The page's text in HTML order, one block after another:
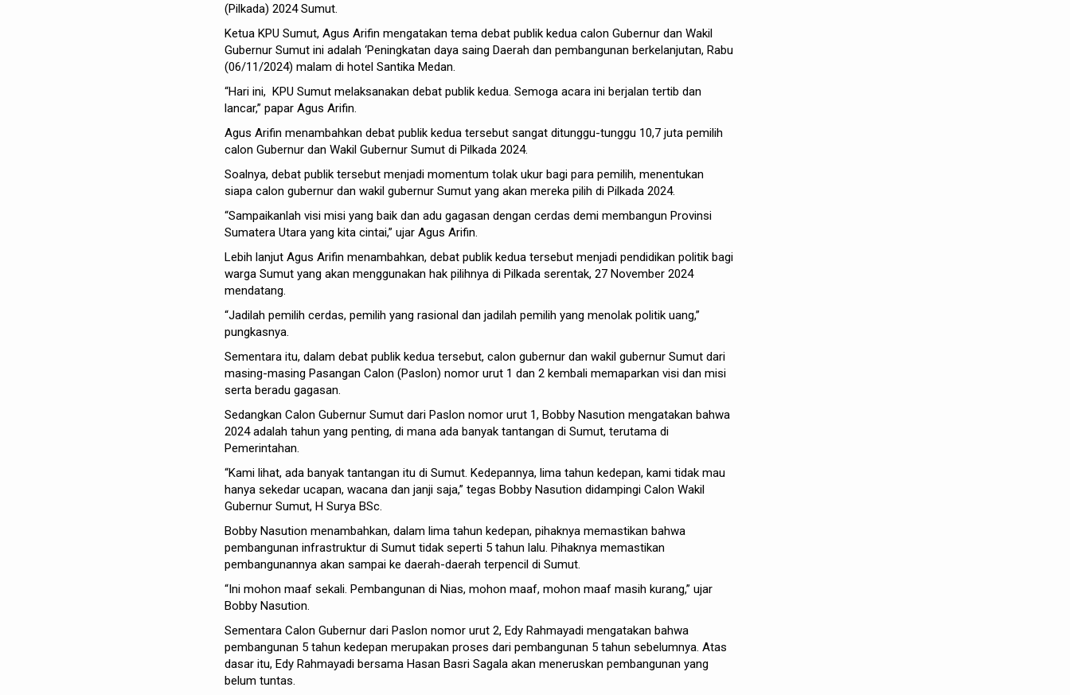
(Pilkada) 2024 Sumut.
Ketua KPU Sumut, Agus Arifin mengatakan tema debat publik kedua calon Gubernur dan Wakil
Gubernur Sumut ini adalah ‘Peningkatan daya saing Daerah dan pembangunan berkelanjutan, Rabu
(06/11/2024) malam di hotel Santika Medan.
“Hari ini, KPU Sumut melaksanakan debat publik kedua. Semoga acara ini berjalan tertib dan
lancar,” papar Agus Arifin.
Agus Arifin menambahkan debat publik kedua tersebut sangat ditunggu-tunggu 10,7 juta pemilih
calon Gubernur dan Wakil Gubernur Sumut di Pilkada 2024.
Soalnya, debat publik tersebut menjadi momentum tolak ukur bagi para pemilih, menentukan
siapa calon gubernur dan wakil gubernur Sumut yang akan mereka pilih di Pilkada 2024.
“Sampaikanlah visi misi yang baik dan adu gagasan dengan cerdas demi membangun Provinsi
Sumatera Utara yang kita cintai,” ujar Agus Arifin.
Lebih lanjut Agus Arifin menambahkan, debat publik kedua tersebut menjadi pendidikan politik bagi
warga Sumut yang akan menggunakan hak pilihnya di Pilkada serentak, 27 November 2024
mendatang.
“Jadilah pemilih cerdas, pemilih yang rasional dan jadilah pemilih yang menolak politik uang,”
pungkasnya.
Sementara itu, dalam debat publik kedua tersebut, calon gubernur dan wakil gubernur Sumut dari
masing-masing Pasangan Calon (Paslon) nomor urut 1 dan 2 kembali memaparkan visi dan misi
serta beradu gagasan.
Sedangkan Calon Gubernur Sumut dari Paslon nomor urut 1, Bobby Nasution mengatakan bahwa
2024 adalah tahun yang penting, di mana ada banyak tantangan di Sumut, terutama di
Pemerintahan.
“Kami lihat, ada banyak tantangan itu di Sumut. Kedepannya, lima tahun kedepan, kami tidak mau
hanya sekedar ucapan, wacana dan janji saja,” tegas Bobby Nasution didampingi Calon Wakil
Gubernur Sumut, H Surya BSc.
Bobby Nasution menambahkan, dalam lima tahun kedepan, pihaknya memastikan bahwa
pembangunan infrastruktur di Sumut tidak seperti 5 tahun lalu. Pihaknya memastikan
pembangunannya akan sampai ke daerah-daerah terpencil di Sumut.
“Ini mohon maaf sekali. Pembangunan di Nias, mohon maaf, mohon maaf masih kurang,” ujar
Bobby Nasution.
Sementara Calon Gubernur dari Paslon nomor urut 2, Edy Rahmayadi mengatakan bahwa
pembangunan 5 tahun kedepan merupakan proses dari pembangunan 5 tahun sebelumnya. Atas
dasar itu, Edy Rahmayadi bersama Hasan Basri Sagala akan meneruskan pembangunan yang
belum tuntas.